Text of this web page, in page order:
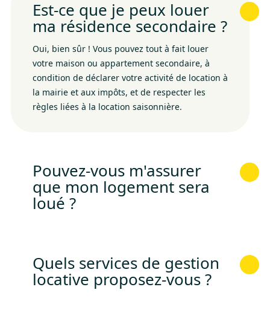
Est-ce que je peux louer
ma résidence secondaire ?
Oui, bien sûr ! Vous pouvez tout à fait louer
votre maison ou appartement secondaire, à
condition de déclarer votre activité de location à
la mairie et aux impôts, et de respecter les
règles liées à la location saisonnière.
Pouvez-vous m'assurer
que mon logement sera
loué ?
Quels services de gestion
locative proposez-vous ?